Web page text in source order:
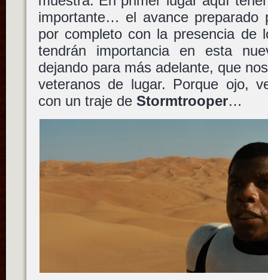
importante… el avance
por completo con la presencia de
tendrán importancia en esta
dejando para más adelante, que
veteranos de lugar. Porque ojo,
con un traje de Stormtrooper…